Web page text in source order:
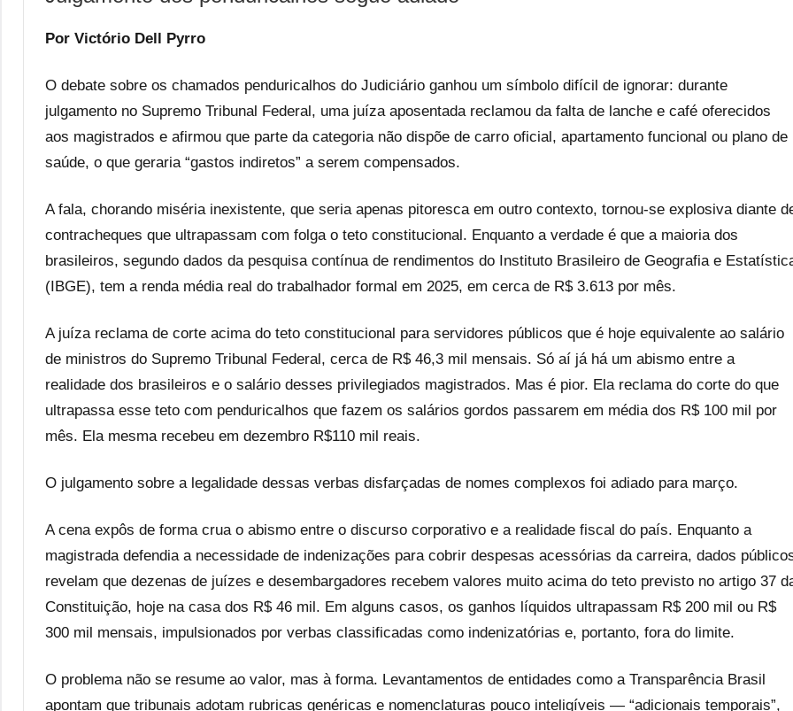
Por Victório Dell Pyrro
O debate sobre os chamados penduricalhos do Judiciário ganhou um símbolo difícil de ignorar: durante
julgamento no Supremo Tribunal Federal, uma juíza aposentada reclamou da falta de lanche e café oferecidos
aos magistrados e afirmou que parte da categoria não dispõe de carro oficial, apartamento funcional ou plano de
saúde, o que geraria “gastos indiretos” a serem compensados.
A fala, chorando miséria inexistente, que seria apenas pitoresca em outro contexto, tornou-se explosiva diante
contracheques que ultrapassam com folga o teto constitucional. Enquanto a verdade é que a maioria dos
brasileiros, segundo dados da pesquisa contínua de rendimentos do Instituto Brasileiro de Geografia e
(IBGE), tem a renda média real do trabalhador formal em 2025, em cerca de R$ 3.613 por mês.
A juíza reclama de corte acima do teto constitucional para servidores públicos que é hoje equivalente ao salário
de ministros do Supremo Tribunal Federal, cerca de R$ 46,3 mil mensais. Só aí já há um abismo entre a
realidade dos brasileiros e o salário desses privilegiados magistrados. Mas é pior. Ela reclama do corte do que
ultrapassa esse teto com penduricalhos que fazem os salários gordos passarem em média dos R$ 100 mil por
mês. Ela mesma recebeu em dezembro R$110 mil reais.
O julgamento sobre a legalidade dessas verbas disfarçadas de nomes complexos foi adiado para março.
A cena expôs de forma crua o abismo entre o discurso corporativo e a realidade fiscal do país. Enquanto a
magistrada defendia a necessidade de indenizações para cobrir despesas acessórias da carreira, dados
revelam que dezenas de juízes e desembargadores recebem valores muito acima do teto previsto no artigo 37
Constituição, hoje na casa dos R$ 46 mil. Em alguns casos, os ganhos líquidos ultrapassam R$ 200 mil ou R$
300 mil mensais, impulsionados por verbas classificadas como indenizatórias e, portanto, fora do limite.
O problema não se resume ao valor, mas à forma. Levantamentos de entidades como a Transparência Brasil
apontam que tribunais adotam rubricas genéricas e nomenclaturas pouco inteligíveis — “adicionais temporais”,